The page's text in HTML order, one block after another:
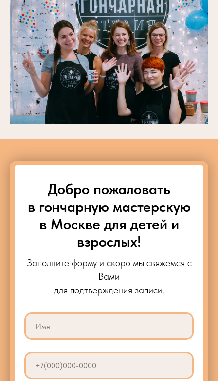
Добро пожаловать
в гончарную мастерскую
в Москве для детей и
взрослых!
Заполните форму и скоро мы свяжемся с
Вами
для подтверждения записи.